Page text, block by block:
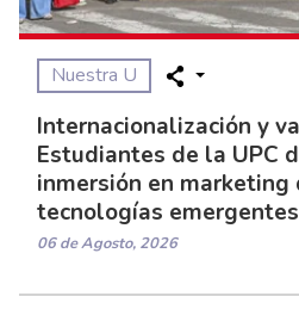
Nuestra U
Internacionalización y
Estudiantes de la UPC
inmersión en
tecnologías
06 de Agosto, 2026